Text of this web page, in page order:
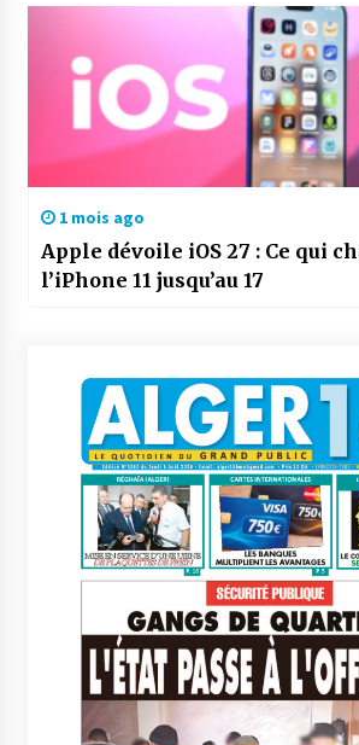
1 mois ago
Apple dévoile iOS 27 : Ce qui
l’iPhone 11 jusqu’au 17